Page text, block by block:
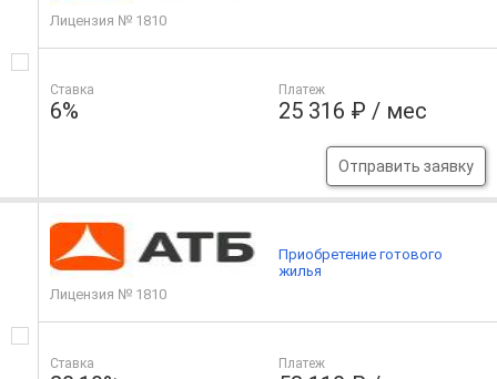
Лицензия № 1810
Ставка
6%
Платеж
25 316 ₽ / мес
Отправить заявку
Лицензия № 1810
Ставка Платеж
Приобретение готового
жилья